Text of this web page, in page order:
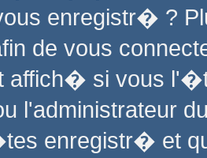
enregistr� ?
de vous
affich� si vous
l'administrateur
enregistr� et